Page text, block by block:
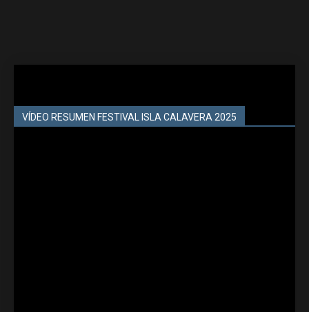
VÍDEO RESUMEN FESTIVAL ISLA CALAVERA 2025